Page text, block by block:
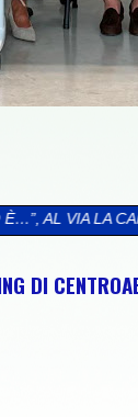
SOCIAL
DI